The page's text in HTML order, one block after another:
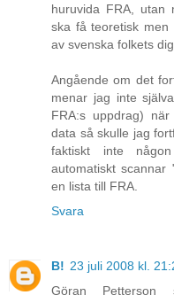
huruvida FRA, utan
ska få teoretisk men
av svenska folkets
Angående om det
menar jag inte
FRA:s uppdrag)
data så skulle jag
faktiskt inte
automatiskt scannar
en lista till FRA.
Svara
B! 23 juli 2008 kl.
Göran